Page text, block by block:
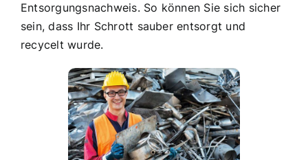
Entsorgungsnachweis. So können Sie sich sicher
sein, dass Ihr Schrott sauber entsorgt und
recycelt wurde.